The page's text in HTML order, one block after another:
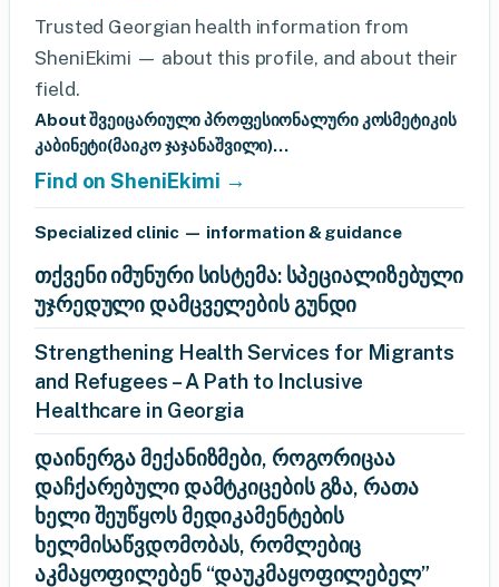
Trusted Georgian health information from
SheniEkimi — about this profile, and about their
field.
About შვეიცარიული პროფესიონალური კოსმეტიკის
კაბინეტი(მაიკო ჯაჯანაშვილი)...
Find on SheniEkimi →
Specialized clinic — information & guidance
თქვენი იმუნური სისტემა: სპეციალიზებული
უჯრედული დამცველების გუნდი
Strengthening Health Services for Migrants
and Refugees – A Path to Inclusive
Healthcare in Georgia
დაინერგა მექანიზმები, როგორიცაა
დაჩქარებული დამტკიცების გზა, რათა
ხელი შეუწყოს მედიკამენტების
ხელმისაწვდომობას, რომლებიც
აკმაყოფილებენ “დაუკმაყოფილებელ”